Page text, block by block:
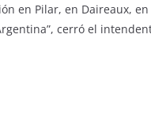
en Pilar, en Daireaux,
cerró el